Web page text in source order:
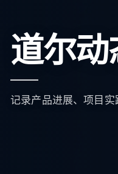
道尔动
记录产品进展、项目实